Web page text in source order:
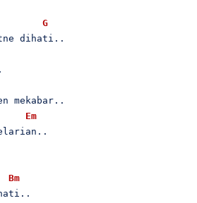
G
dihati..
mekabar..
Em
Bm